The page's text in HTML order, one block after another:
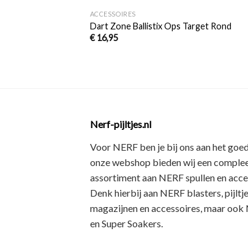
ACCESSOIRES
Dart Zone Ballistix Ops Target Rond
€16,95
Nerf-pijltjes.nl
Voor NERF ben je bij ons aan het
onze webshop bieden wij een
assortimentaan NERF spullen en
Denk hierbij aan NERF blasters,
magazijnen en accessoires , maar ook
en Super Soakers